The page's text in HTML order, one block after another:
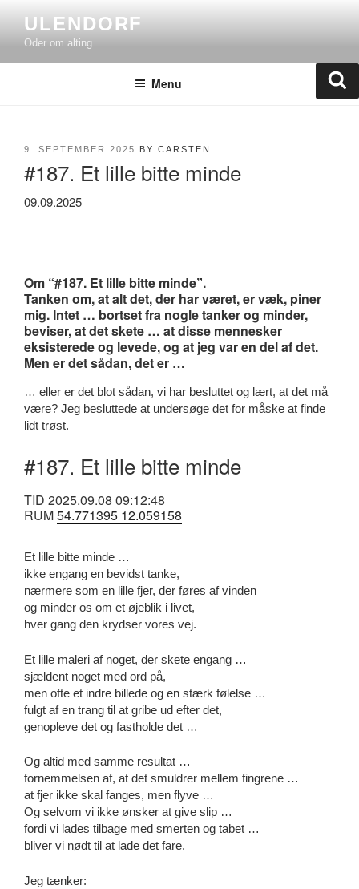
content
ULENDORF
Oder om alting
Menu
POSTED
9. SEPTEMBER 2025 BY CARSTEN
#187. Et lille bitte minde
09.09.2025
Om “#187. Et lille bitte minde”.
Tanken om, at alt det, der har været, er væk, piner
mig. Intet … bortset fra nogle tanker og minder,
beviser, at det skete … at disse mennesker
eksisterede og levede, og at jeg var en del af det.
Men er det sådan, det er …
… eller er det blot sådan, vi har besluttet og lært, at det må
være? Jeg besluttede at undersøge det for måske at finde
lidt trøst.
#187. Et lille bitte minde
TID 2025.09.08 09:12:48
RUM54.771395 12.059158
Et lille bitte minde …
ikke engang en bevidst tanke,
nærmere som en lille fjer, der føres af vinden
og minder os om et øjeblik i livet,
hver gang den krydser vores vej.
Et lille maleri af noget, der skete engang …
sjældent noget med ord på,
men ofte et indre billede og en stærk følelse …
fulgt af en trang til at gribe ud efter det,
genopleve det og fastholde det …
Og altid med samme resultat …
fornemmelsen af, at det smuldrer mellem fingrene …
at fjer ikke skal fanges, men flyve …
Og selvom vi ikke ønsker at give slip …
fordi vi lades tilbage med smerten og tabet …
bliver vi nødt til at lade det fare.
Jeg tænker: